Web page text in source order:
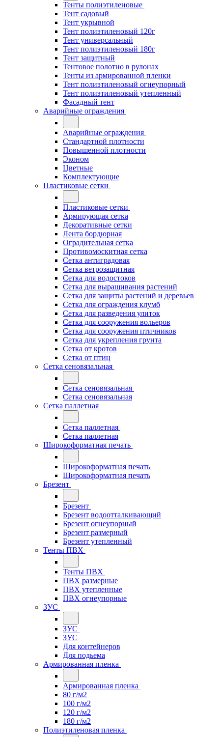
Тенты полиэтиленовые
Тент садовый
Тент укрывной
Тент полиэтиленовый 120г
Тент универсальный
Тент полиэтиленовый 180г
Тент защитный
Тентовое полотно в рулонах
Тенты из армированной пленки
Тент полиэтиленовый огнеупорный
Тент полиэтиленовый утепленный
Фасадный тент
Аварийные ограждения
Аварийные ограждения
Стандартной плотности
Повышенной плотности
Эконом
Цветные
Комплектующие
Пластиковые сетки
Пластиковые сетки
Армирующая сетка
Декоративные сетки
Лента бордюрная
Оградительная сетка
Противомоскитная сетка
Сетка антиградовая
Сетка ветрозащитная
Сетка для водостоков
Сетка для выращивания растений
Сетка для защиты растений и деревьев
Сетка для ограждения клумб
Сетка для разведения улиток
Сетка для сооружения вольеров
Сетка для сооружения птичников
Сетка для укрепления грунта
Сетка от кротов
Сетка от птиц
Сетка сеновязальная
Сетка сеновязальная
Сетка сеновязальная
Сетка паллетная
Сетка паллетная
Сетка паллетная
Широкоформатная печать
Широкоформатная печать
Широкоформатная печать
Брезент
Брезент
Брезент водоотталкивающий
Брезент огнеупорный
Брезент размерный
Брезент утепленный
Тенты ПВХ
Тенты ПВХ
ПВХ размерные
ПВХ утепленные
ПВХ огнеупорные
ЗУС
ЗУС
ЗУС
Для контейнеров
Для подьема
Армированная пленка
Армированная пленка
80 г/м2
100 г/м2
120 г/м2
180 г/м2
Полиэтиленовая пленка